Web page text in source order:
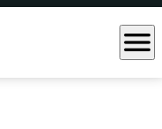
menu